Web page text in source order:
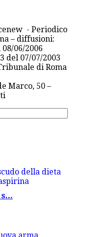
- Periodico
– diffusioni:
06/2006
del 07/07/2003
di Roma
Marco, 50 –